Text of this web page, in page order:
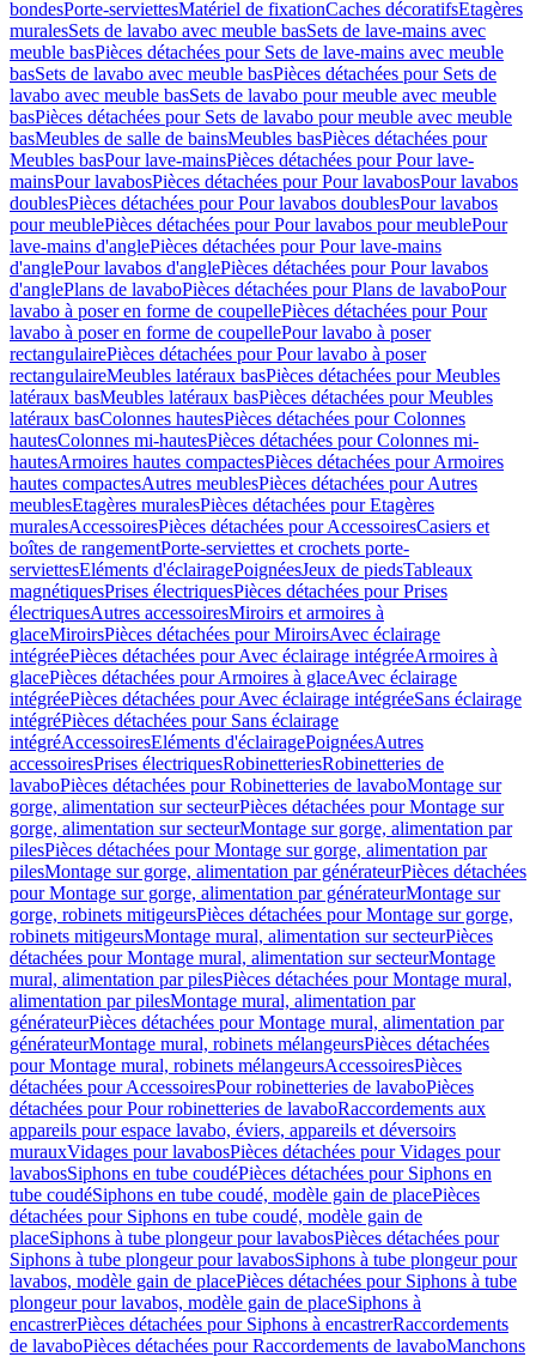
bondesPorte-serviettesMatériel de fixationCaches décoratifsEtagères
muralesSets de lavabo avec meuble basSets de lave-mains avec
meuble basPièces détachées pour Sets de lave-mains avec meuble
basSets de lavabo avec meuble basPièces détachées pour Sets de
lavabo avec meuble basSets de lavabo pour meuble avec meuble
basPièces détachées pour Sets de lavabo pour meuble avec meuble
basMeubles de salle de bainsMeubles basPièces détachées pour
Meubles basPour lave-mainsPièces détachées pour Pour lave-
mainsPour lavabosPièces détachées pour Pour lavabosPour lavabos
doublesPièces détachées pour Pour lavabos doublesPour lavabos
pour meublePièces détachées pour Pour lavabos pour meublePour
lave-mains d'anglePièces détachées pour Pour lave-mains
d'anglePour lavabos d'anglePièces détachées pour Pour lavabos
d'anglePlans de lavaboPièces détachées pour Plans de lavaboPour
lavabo à poser en forme de coupellePièces détachées pour Pour
lavabo à poser en forme de coupellePour lavabo à poser
rectangulairePièces détachées pour Pour lavabo à poser
rectangulaireMeubles latéraux basPièces détachées pour Meubles
latéraux basMeubles latéraux basPièces détachées pour Meubles
latéraux basColonnes hautesPièces détachées pour Colonnes
hautesColonnes mi-hautesPièces détachées pour Colonnes mi-
hautesArmoires hautes compactesPièces détachées pour Armoires
hautes compactesAutres meublesPièces détachées pour Autres
meublesEtagères muralesPièces détachées pour Etagères
muralesAccessoiresPièces détachées pour AccessoiresCasiers et
boîtes de rangementPorte-serviettes et crochets porte-
serviettesEléments d'éclairagePoignéesJeux de piedsTableaux
magnétiquesPrises électriquesPièces détachées pour Prises
électriquesAutres accessoiresMiroirs et armoires à
glaceMiroirsPièces détachées pour MiroirsAvec éclairage
intégréePièces détachées pour Avec éclairage intégréeArmoires à
glacePièces détachées pour Armoires à glaceAvec éclairage
intégréePièces détachées pour Avec éclairage intégréeSans éclairage
intégréPièces détachées pour Sans éclairage
intégréAccessoiresEléments d'éclairagePoignéesAutres
accessoiresPrises électriquesRobinetteriesRobinetteries de
lavaboPièces détachées pour Robinetteries de lavaboMontage sur
gorge, alimentation sur secteurPièces détachées pour Montage sur
gorge, alimentation sur secteurMontage sur gorge, alimentation par
pilesPièces détachées pour Montage sur gorge, alimentation par
pilesMontage sur gorge, alimentation par générateurPièces détachées
pour Montage sur gorge, alimentation par générateurMontage sur
gorge, robinets mitigeursPièces détachées pour Montage sur gorge,
robinets mitigeursMontage mural, alimentation sur secteurPièces
détachées pour Montage mural, alimentation sur secteurMontage
mural, alimentation par pilesPièces détachées pour Montage mural,
alimentation par pilesMontage mural, alimentation par
générateurPièces détachées pour Montage mural, alimentation par
générateurMontage mural, robinets mélangeursPièces détachées
pour Montage mural, robinets mélangeursAccessoiresPièces
détachées pour AccessoiresPour robinetteries de lavaboPièces
détachées pour Pour robinetteries de lavaboRaccordements aux
appareils pour espace lavabo, éviers, appareils et déversoirs
murauxVidages pour lavabosPièces détachées pour Vidages pour
lavabosSiphons en tube coudéPièces détachées pour Siphons en
tube coudéSiphons en tube coudé, modèle gain de placePièces
détachées pour Siphons en tube coudé, modèle gain de
placeSiphons à tube plongeur pour lavabosPièces détachées pour
Siphons à tube plongeur pour lavabosSiphons à tube plongeur pour
lavabos, modèle gain de placePièces détachées pour Siphons à tube
plongeur pour lavabos, modèle gain de placeSiphons à
encastrerPièces détachées pour Siphons à encastrerRaccordements
de lavaboPièces détachées pour Raccordements de lavaboManchons